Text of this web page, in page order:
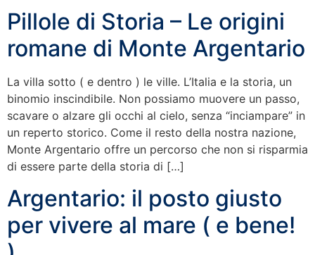
Pillole di Storia – Le origini
romane di Monte Argentario
La villa sotto ( e dentro ) le ville. L’Italia e la storia, un
binomio inscindibile. Non possiamo muovere un passo,
scavare o alzare gli occhi al cielo, senza “inciampare” in
un reperto storico. Come il resto della nostra nazione,
Monte Argentario offre un percorso che non si risparmia
di essere parte della storia di […]
Argentario: il posto giusto
per vivere al mare ( e bene!